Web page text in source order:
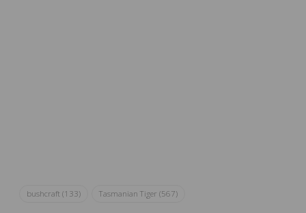
bushcraft(133) Tasmanian Tiger(567)